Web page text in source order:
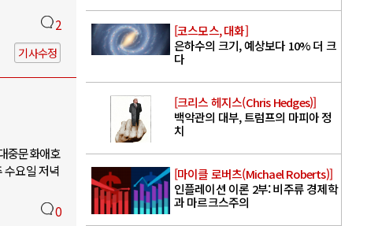
2
기사수정
중문화애호
수요일 저녁
0
[코스모스, 대화]
은하수의 크기, 예상보다 10% 더 크
다
[크리스 헤지스(Chris Hedges)]
백악관의 대부, 트럼프의 마피아 정
치
[마이클 로버츠(Michael Roberts)]
인플레이션 이론 2부: 비주류 경제학
과 마르크스주의